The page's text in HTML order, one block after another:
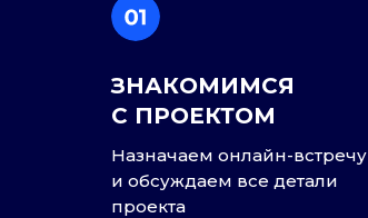
ЗНАКОМИМСЯ
С ПРОЕКТОМ
Назначаем онлайн-встречу
и обсуждаем все детали
проекта